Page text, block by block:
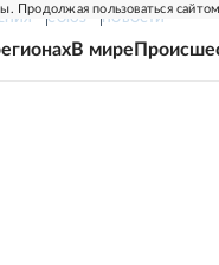
Продолжая пользоваться
СОЮЗ НОВОСТИ
В мире